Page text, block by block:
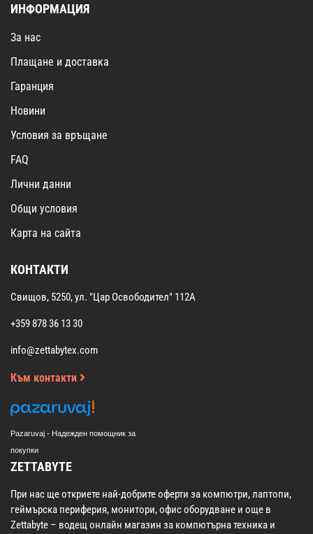
ИНФОРМАЦИЯ
За нас
Плащане и доставка
Гаранция
Новини
Условия за връщане
FAQ
Лични данни
Общи условия
Карта на сайта
КОНТАКТИ
Свищов, 5250, ул. "Цар Освободител" 112А
+359 878 36 13 30
info@zettabytex.com
Към контакти
Pazaruvaj - Надежден помощник за
покупки
ZETTABYTE
При нас ще откриете най-добрите оферти за компютри, лаптопи,
геймърска периферия, монитори, офис оборудване и още в
Zettabyte – водещ онлайн магазин за компютърна техника и